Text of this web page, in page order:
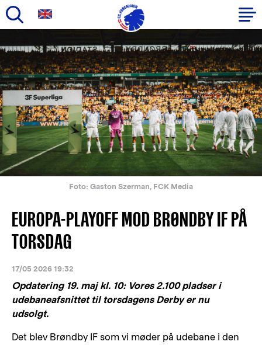
til
hovedindhold
Primær
navigation
Foto: Gaston Szerman, FCK Media
EUROPA-PLAYOFF MOD BRØNDBY IF PÅ
TORSDAG
17/05 2026 19:32
Opdatering 19. maj kl. 10: Vores 2.100 pladser i
udebaneafsnittet til torsdagens Derby er nu
udsolgt.
Det blev Brøndby IF som vi møder på udebane i den